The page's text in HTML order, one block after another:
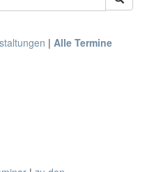
| Alle Termine